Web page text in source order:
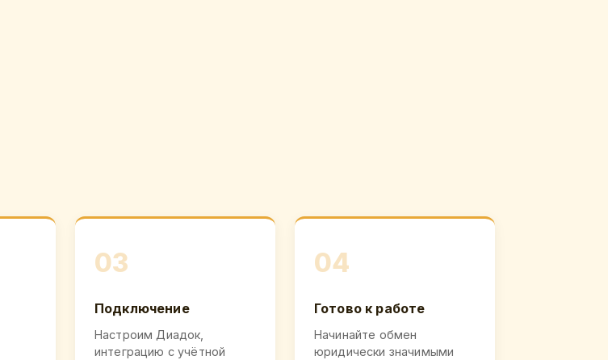
03
Подключение
Настроим Диадок,
интеграцию с учётной
04
Готово к работе
Начинайте обмен
юридически значимыми